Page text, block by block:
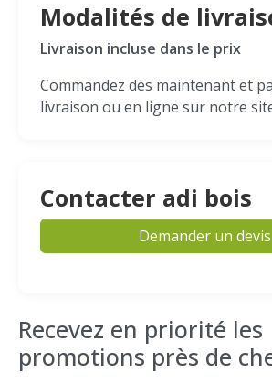
Modalités de
Livraison incluse dans le prix
Commandez dès maintenant et
livraison ou en ligne sur notre
Contacter adi bois
Demander un devis
Recevez en priorité les
promotions près de